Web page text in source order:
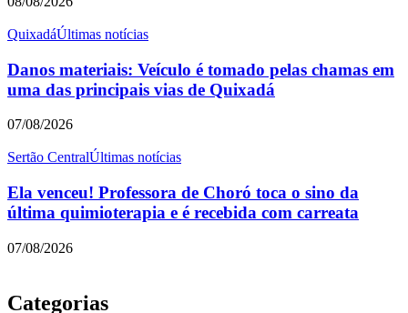
QuixadáÚltimas notícias
Danos materiais: Veículo é tomado pelas chamas em
uma das principais vias de Quixadá
07/08/2026
Sertão CentralÚltimas notícias
Ela venceu! Professora de Choró toca o sino da
última quimioterapia e é recebida com carreata
07/08/2026
Categorias